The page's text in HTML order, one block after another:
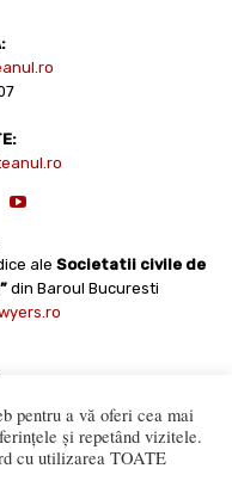
ale Societatii civile de
din Baroul Bucuresti
pentru a vă oferi cea mai
și repetând vizitele.
cu utilizarea TOATE